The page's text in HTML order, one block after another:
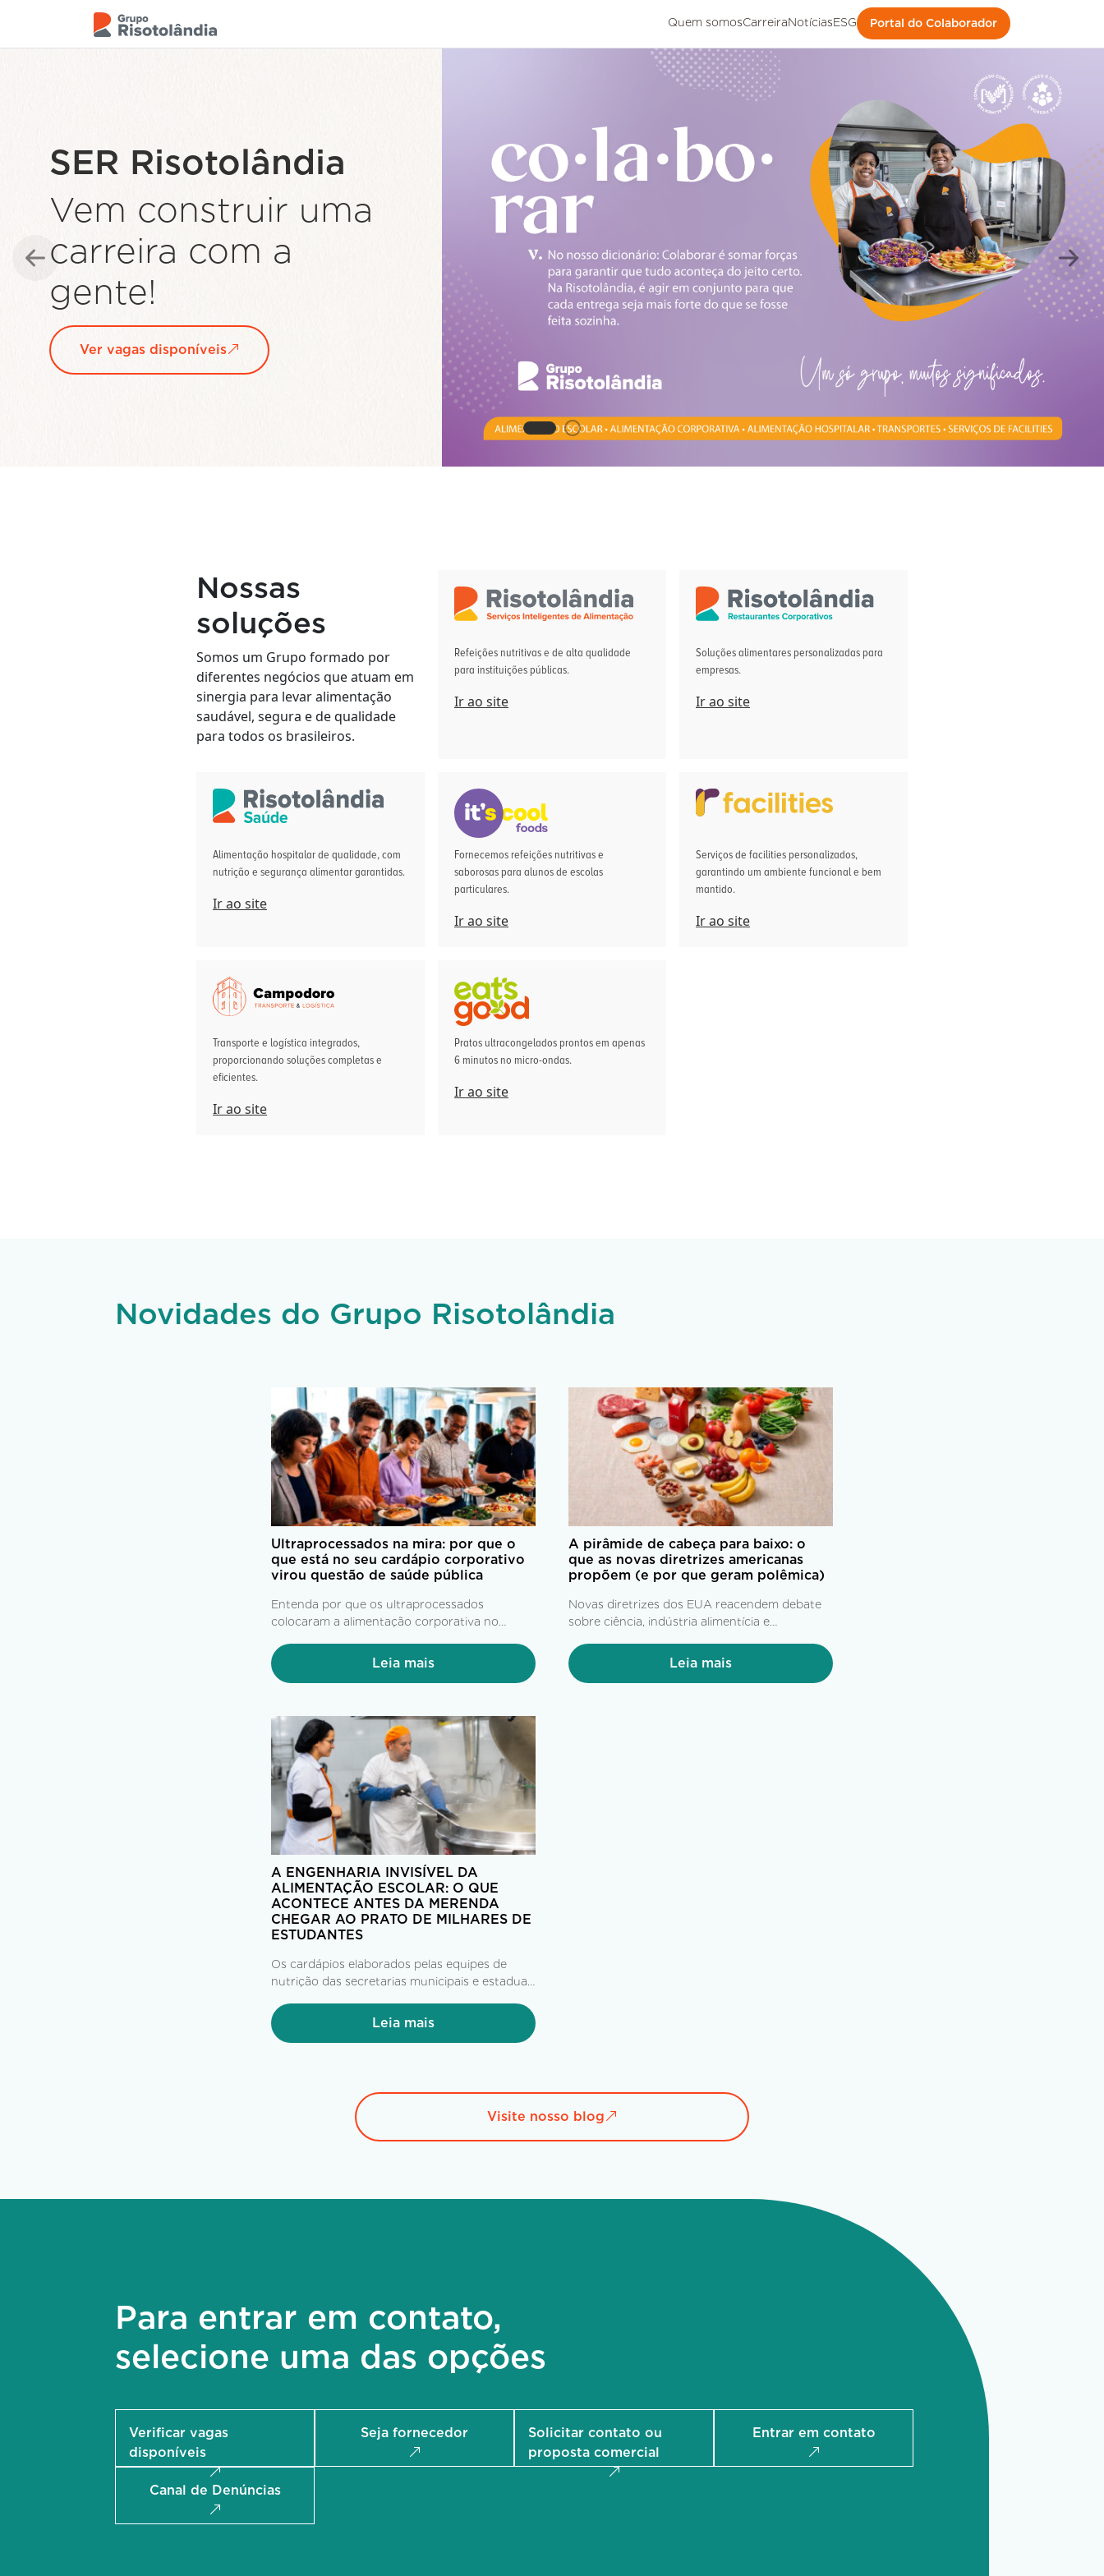
Quem somosCarreiraNotíciasESG Portal do Colaborador
alimentação de
qualidade para mais
de550.000
brasileiros
dias
Anterior
Nossas
soluções
Somos um Grupo formado por
diferentes negócios que atuam em
sinergia para levar alimentação
saudável, segura e de qualidade
para todos os brasileiros.
Refeições nutritivas e de alta qualidade
para instituições públicas.
Ir ao site
Soluções alimentares personalizadas para
empresas.
Ir ao site
Alimentação hospitalar de qualidade, com
nutrição e segurança alimentar garantidas.
Ir ao site
Fornecemos refeições nutritivas e
saborosas para alunos de escolas
particulares.
Ir ao site
Serviços de facilities personalizados,
garantindo um ambiente funcional e bem
mantido.
Ir ao site
Transporte e logística integrados,
proporcionando soluções completas e
eficientes.
Ir ao site
Pratos ultracongelados prontos em apenas
6 minutos no micro-ondas.
Ir ao site
Novidades do Grupo Risotolândia
Ultraprocessados na mira: por que o
que está no seu cardápio corporativo
virou questão de saúde pública
Entenda por que os ultraprocessados
colocaram a alimentação corporativa no
produtividade e bem-estar.
Leia mais
A pirâmide de cabeça para baixo: o
que as novas diretrizes americanas
propõem (e por que geram polêmica)
Novas diretrizes dos EUA reacendem debate
sobre ciência, indústria alimentícia e
Leia mais
A ENGENHARIA INVISÍVEL DA
ALIMENTAÇÃO ESCOLAR: O QUE
ACONTECE ANTES DA MERENDA
CHEGAR AO PRATO DE MILHARES DE
ESTUDANTES
Os cardápios elaborados pelas equipes de
nutrição das secretarias municipais e estaduais
e do PNAE, chegam às empresas operadoras
com até 60 dias de antecedência. A partir daí,
Leia mais
Visite nosso blog
Para entrar em contato,
selecione uma das opções
Verificar vagas
disponíveis
Seja fornecedor
Solicitar contato ou
proposta comercial
Entrar em contato
Canal de Denúncias